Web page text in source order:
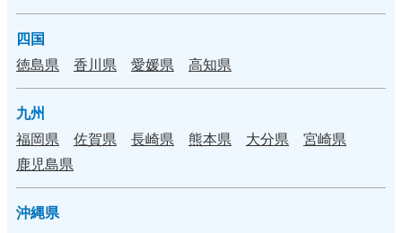
四国
徳島県
香川県 愛媛県 高知県
九州
福岡県
佐賀県 長崎県 熊本県 大分県
宮崎県
鹿児島県
沖縄県